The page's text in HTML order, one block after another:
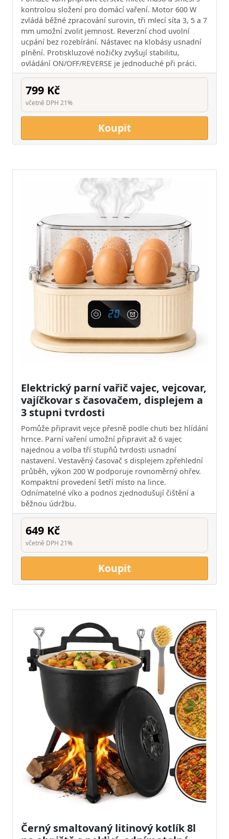
kontrolou složení pro domácí vaření. Motor 600 W
zvládá běžné zpracování surovin, tři mlecí síta 3, 5 a 7
mm umožní zvolit jemnost. Reverzní chod uvolní
ucpání bez rozebírání. Nástavec na klobásy usnadní
plnění. Protiskluzové nožičky zvyšují stabilitu,
ovládání ON/OFF/REVERSE je jednoduché při práci.
799 Kč
včetně DPH 21%
Koupit
Elektrický parní vařič vajec, vejcovar,
vajíčkovar s časovačem, displejem a
3 stupni tvrdosti
Pomůže připravit vejce přesně podle chuti bez hlídání
hrnce. Parní vaření umožní připravit až 6 vajec
najednou a volba tří stupňů tvrdosti usnadní
nastavení. Vestavěný časovač s displejem zpřehlední
průběh, výkon 200 W podporuje rovnoměrný ohřev.
Kompaktní provedení šetří místo na lince.
Odnímatelné víko a podnos zjednodušují čištění a
běžnou údržbu.
649 Kč
včetně DPH 21%
Koupit
Černý smaltovaný litinový kotlík 8l